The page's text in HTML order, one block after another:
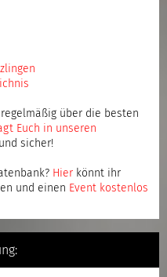
über die besten
Euch in unseren
sicher!
Hier könnt ihr
und einen Event kostenlos